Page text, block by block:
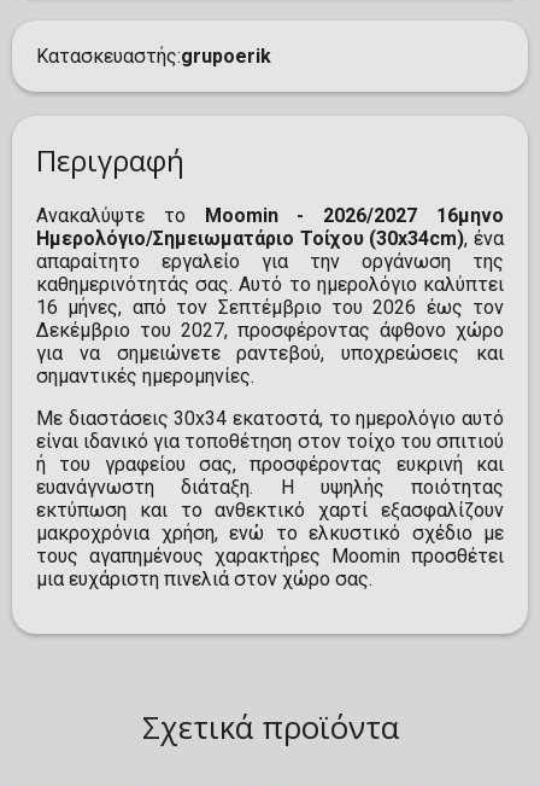
Κατασκευαστής grupoerik
Περιγραφή
Ανακαλύψτε το
Moomin - 2026/2027 16μηνο
Ημερολόγιο/Σημειωματάριο Τοίχου (30x34cm), ένα
απαραίτητο εργαλείο για την οργάνωση της
καθημερινότητάς σας. Αυτό το ημερολόγιο καλύπτει
16 μήνες, από τον Σεπτέμβριο του 2026 έως τον
Δεκέμβριο του 2027, προσφέροντας άφθονο χώρο
για να σημειώνετε ραντεβού, υποχρεώσεις και
σημαντικές ημερομηνίες.
Με διαστάσεις 30x34 εκατοστά, το ημερολόγιο αυτό
είναι ιδανικό για τοποθέτηση στον τοίχο του σπιτιού
ή του γραφείου σας, προσφέροντας ευκρινή και
ευανάγνωστη διάταξη. Η υψηλής ποιότητας
εκτύπωση και το ανθεκτικό χαρτί εξασφαλίζουν
μακροχρόνια χρήση, ενώ το ελκυστικό σχέδιο με
τους αγαπημένους χαρακτήρες Moomin προσθέτει
μια ευχάριστη πινελιά στον χώρο σας.
Σχετικά προϊόντα